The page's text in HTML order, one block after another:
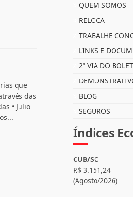
que
das
• Julio
QUEM SOMOS
RELOCA
TRABALHE
LINKS E
2ª VIA DO
BLOG
SEGUROS
Índices
CUB/SC
R$ 3.151,24
(Agosto/2026)